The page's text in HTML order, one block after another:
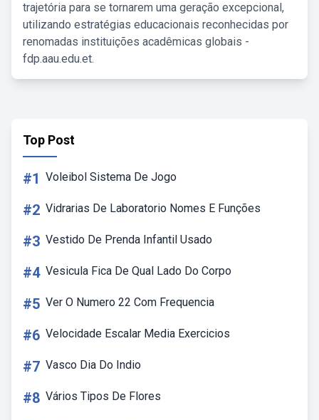
trajetória para se tornarem uma geração excepcional,
utilizando estratégias educacionais reconhecidas por
renomadas instituições acadêmicas globais -
fdp.aau.edu.et.
Top Post
#1 Voleibol Sistema De Jogo
#2 Vidrarias De Laboratorio Nomes E Funções
#3 Vestido De Prenda Infantil Usado
#4 Vesicula Fica De Qual Lado Do Corpo
#5 Ver O Numero 22 Com Frequencia
#6 Velocidade Escalar Media Exercicios
#7 Vasco Dia Do Indio
#8 Vários Tipos De Flores